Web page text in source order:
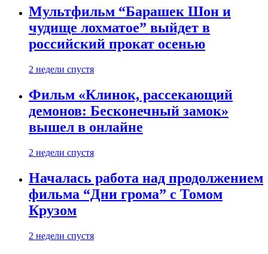
Мультфильм “Барашек Шон и
чудище лохматое” выйдет в
российский прокат осенью
2 недели спустя
Фильм «Клинок, рассекающий
демонов: Бесконечный замок»
вышел в онлайне
2 недели спустя
Началась работа над продолжением
фильма “Дни грома” с Томом
Крузом
2 недели спустя